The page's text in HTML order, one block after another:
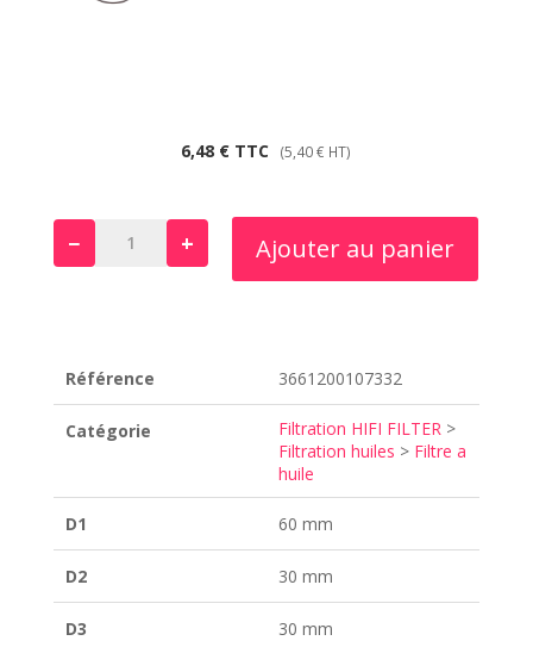
6,48 € TTC (5,40€ HT)
− + Ajouter au panier
Référence 3661200107332
Catégorie Filtration HIFI FILTER>
Filtration huiles > Filtre a
huile
D1 60 mm
D2 30 mm
D3 30 mm